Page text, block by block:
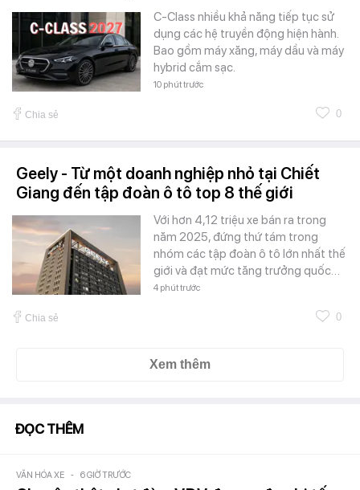
C-Class nhiều khả năng tiếp tục sử
dụng các hệ truyền động hiện hành.
Bao gồm máy xăng, máy dầu và máy
hybrid cắm sạc.
10 phút trước
Chia sẻ 0
Geely - Từ một doanh nghiệp nhỏ tại Chiết
Giang đến tập đoàn ô tô top 8 thế giới
Với hơn 4,12 triệu xe bán ra trong
năm 2025, đứng thứ tám trong
nhóm các tập đoàn ô tô lớn nhất thế
giới và đạt mức tăng trưởng quốc…
4 phút trước
Chia sẻ 0
Xem thêm
ĐỌC THÊM
VĂN HÓA XE - 6 GIỜ TRƯỚC